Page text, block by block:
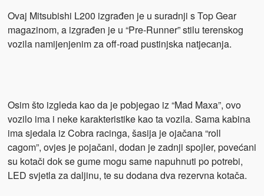
Ovaj Mitsubishi L200 izgrađen je u suradnji s Top Gear
magazinom, a izgrađen je u “Pre-Runner” stilu terenskog
vozila namijenjenim za off-road pustinjska natjecanja.
Osim što izgleda kao da je pobjegao iz “Mad Maxa”, ovo
vozilo ima i neke karakteristike kao ta vozila. Sama kabina
ima sjedala iz Cobra racinga, šasija je ojačana “roll
cagom”, ovjes je pojačani, dodan je zadnji spojler, povećani
su kotači dok se gume mogu same napuhnuti po potrebi,
LED svjetla za daljinu, te su dodana dva rezervna kotača.